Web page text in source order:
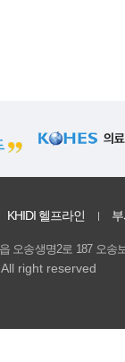
1.03
1.2
KHIDI 헬프라인
오송생명2로 187 오
right reserved